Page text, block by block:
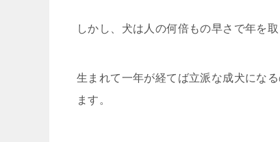
しかし、犬は人の何倍もの早さで年を取
生まれて一年が経てば立派な成犬にな
ます。